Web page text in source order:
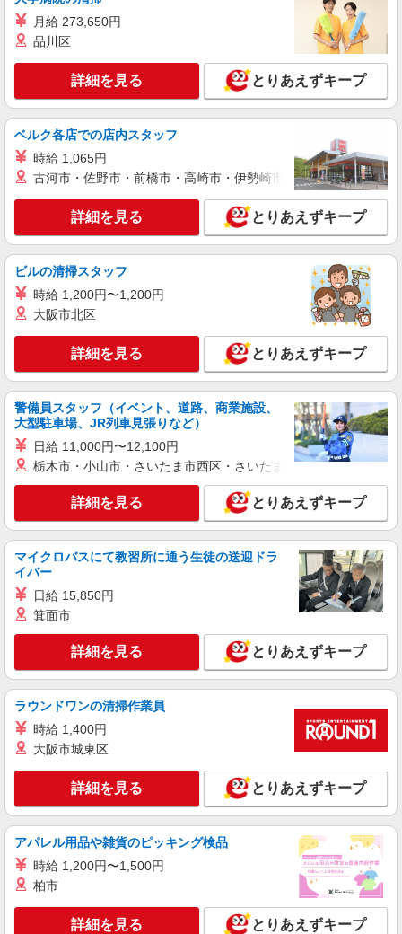
（規定あり） ゜+゜・。○。・゜+゜・。○。・゜
+゜ 入社祝い金10万円支給(規定有) お友達を紹介
い・週払い可能（規程有）★ ゜・。○。・゜
+゜・。○。・゜+゜
長野県松本市の楽天モバイルショップ
キープ 詳細を見る
派遣社員
株式会社シエロ
【softbank】人気機種に詳しくなれる携帯販
売
時給1500円〜 ※残業代支給 ★交通費別途支給
（規定あり） ゜+゜・。○。・゜+゜・。○。・゜
+゜ 入社祝い金10万円支給(規定有) お友達を紹介
頂くと, インセンティブ支給(規定有) ★月2回払
い・週払い可能（規程有）★ ゜・。○。・゜
+゜・。○。・゜+゜
長野県松本市のsoftbankショップ
キープ 詳細を見る
紹介予定派遣
株式会社シエロ
【au】の携帯販売スタッフ
時給1450円〜1600円（経験・能力による） ※
残業代支給 ★交通費別途支給（規定あり） ゜
+゜・。○。・゜+゜・。○。・゜+゜ 入社祝い金10
万円支給(規定有) お友達を紹介頂くと, インセンテ
ィブ支給(規定有) ★月2回払い・週払い可能（規程
有）★ ゜・。○。・゜+゜・。○。・゜+゜
長野県松本市のauショップ
キープ 詳細を見る
株式会社シエロ
【au】の携帯販売スタッフ
時給1400円〜1500円（経験・能力による） ※
残業代支給 ★交通費別途支給（規定あり） ゜
+゜・。○。・゜+゜・。○。・゜+゜ 入社祝い金10
有）★ ゜・。○。・゜+゜・。○。・゜+゜
キープ 詳細を見る
人気機種に詳しくなれる携帯販売
時給1400円〜1700円（経験・能力による） ※
残業代支給 ★交通費別途支給（規定あり） ゜
+゜・。○。・゜+゜・。○。・゜+゜ 入社祝い金10
万円支給(規定有) お友達を紹介頂くと, インセンテ
ィブ支給(規定有) ★月2回払い・週払い可能（規程
有）★ ゜・。○。・゜+゜・。○。・゜+゜
長野県松本市の家電量販店
キープ 詳細を見る
紹介予定派遣
株式会社シエロ
携帯販売スタッフ【softbank】
月給 273,650円
品川区
詳細を見る とりあえずキープ
ベルク各店での店内スタッフ
時給 1,065円
古河市・佐野市・前橋市・高崎市・伊勢崎市・太田市・館林市
詳細を見る とりあえずキープ
ビルの清掃スタッフ
時給 1,200円〜1,200円
大阪市北区
詳細を見る とりあえずキープ
警備員スタッフ（イベント、道路、商業施設、
大型駐車場、JR列車見張りなど）
日給 11,000円〜12,100円
栃木市・小山市・さいたま市西区・さいたま市岩槻区・久喜市・
詳細を見る とりあえずキープ
マイクロバスにて教習所に通う生徒の送迎ドラ
イバー
日給 15,850円
箕面市
詳細を見る とりあえずキープ
ラウンドワンの清掃作業員
時給 1,400円
大阪市城東区
詳細を見る とりあえずキープ
アパレル用品や雑貨のピッキング検品
時給 1,200円〜1,500円
柏市
詳細を見る とりあえずキープ